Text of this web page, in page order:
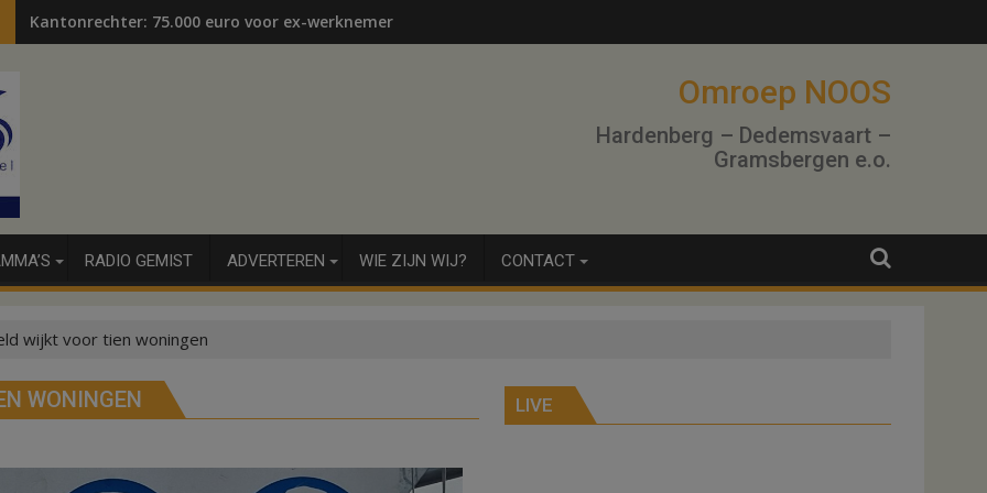
Kantonrechter: 75.000 euro voor ex-werknemers
Omroep NOOS
Hardenberg – Dedemsvaart –
Gramsbergen e.o.
RADIO GEMIST ADVERTEREN WIE ZIJN WIJ? CONTACT
wijkt voor tien woningen
WONINGEN LIVE